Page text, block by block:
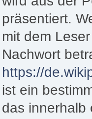
wird aus der
präsentiert.
mit dem
Nachwort
https://
ist ein